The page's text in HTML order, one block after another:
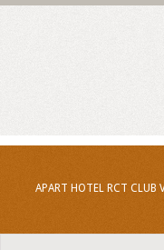
APART HOTEL RCT CLUB